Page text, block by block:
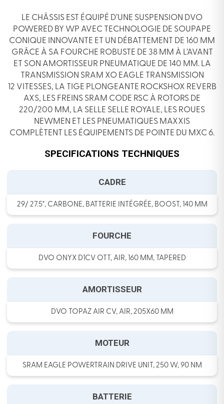
LE CHÂSSIS EST ÉQUIPÉ D’UNE SUSPENSION DVO
POWERED BY WP AVEC TECHNOLOGIE DE SOUPAPE
CONIQUE INNOVANTE ET UN DÉBATTEMENT DE 160 MM
GRÂCE À SA FOURCHE ROBUSTE DE 38 MM À L’AVANT
ET SON AMORTISSEUR PNEUMATIQUE DE 140 MM. LA
TRANSMISSION SRAM XO EAGLE TRANSMISSION
12 VITESSES, LA TIGE PLONGEANTE ROCKSHOX REVERB
AXS, LES FREINS SRAM CODE RSC À ROTORS DE
220/200 MM, LA SELLE SELLE ROYALE, LES ROUES
NEWMEN ET LES PNEUMATIQUES MAXXIS
COMPLÈTENT LES ÉQUIPEMENTS DE POINTE DU MXC 6.
SPECIFICATIONS TECHNIQUES
CADRE
29/ 27.5", CARBONE, BATTERIE INTÉGRÉE, BOOST, 140 MM
FOURCHE
DVO ONYX D1CV OTT, AIR, 160 MM, TAPERED
AMORTISSEUR
DVO TOPAZ AIR CV, AIR, 205X60 MM
MOTEUR
SRAM EAGLE POWERTRAIN DRIVE UNIT, 250 W, 90 NM
BATTERIE